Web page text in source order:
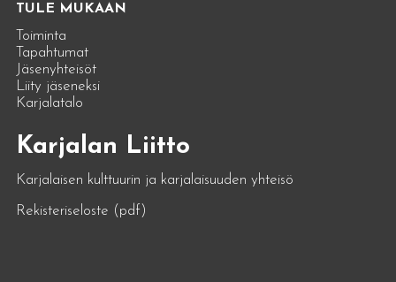
TULE MUKAAN
Toiminta
Tapahtumat
Jäsenyhteisöt
Liity jäseneksi
Karjalatalo
Karjalan Liitto
Karjalaisen kulttuurin ja karjalaisuuden yhteisö
Rekisteriseloste (pdf)